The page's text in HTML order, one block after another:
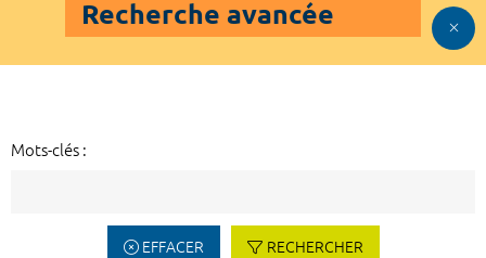
Recherche avancée
Mots-clés :
EFFACER RECHERCHER